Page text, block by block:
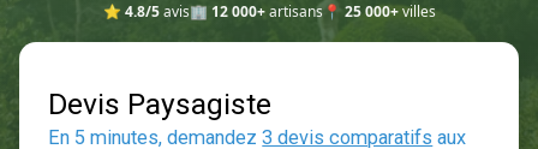
⭐ 4.8/5avis🏢 12 000+artisans📍 25 000+villes